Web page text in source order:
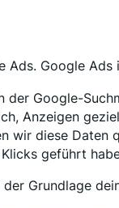
Google
der Google-
Anzeigen
wir diese
geführt
Grundlage